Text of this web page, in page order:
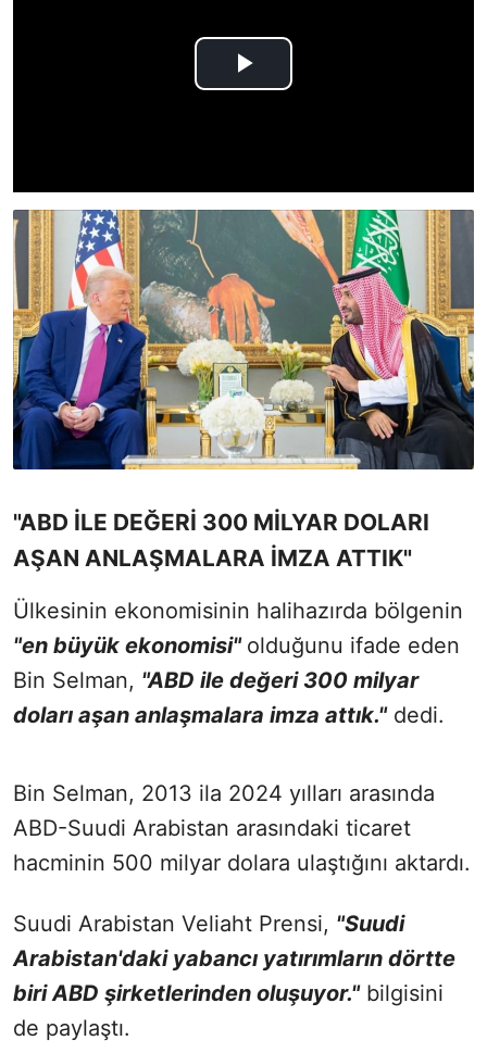
"ABD İLE DEĞERİ 300 MİLYAR DOLARI
AŞAN ANLAŞMALARA İMZA ATTIK"
Ülkesinin ekonomisinin halihazırda bölgenin
"en büyük ekonomisi" olduğunu ifade eden
Bin Selman, "ABD ile değeri 300 milyar
doları aşan anlaşmalara imza attık."dedi.
Bin Selman, 2013 ila 2024 yılları arasında
ABD-Suudi Arabistan arasındaki ticaret
hacminin 500 milyar dolara ulaştığını aktardı.
Suudi Arabistan Veliaht Prensi, "Suudi
Arabistan'daki yabancı yatırımların dörtte
biri ABD şirketlerinden oluşuyor."bilgisini
de paylaştı.